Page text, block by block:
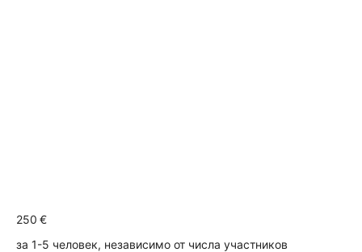
250 €
за 1-5 человек, независимо от числа участников